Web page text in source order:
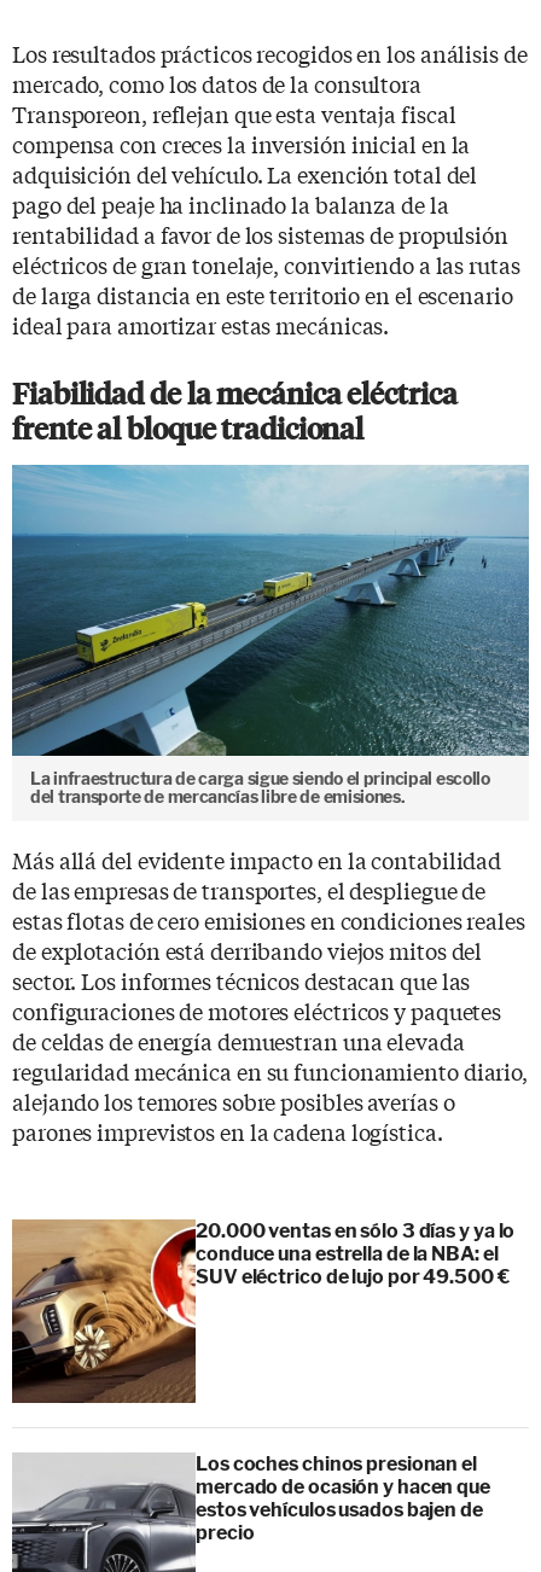
Los resultados prácticos recogidos en los análisis de
mercado, como los datos de la consultora
Transporeon, reflejan que esta ventaja fiscal
compensa con creces la inversión inicial en la
adquisición del vehículo. La exención total del
pago del peaje ha inclinado la balanza de la
rentabilidad a favor de los sistemas de propulsión
eléctricos de gran tonelaje, convirtiendo a las rutas
de larga distancia en este territorio en el escenario
ideal para amortizar estas mecánicas.
Fiabilidad de la mecánica eléctrica
frente al bloque tradicional
La infraestructura de carga sigue siendo el principal escollo
del transporte de mercancías libre de emisiones.
Más allá del evidente impacto en la contabilidad
de las empresas de transportes, el despliegue de
estas flotas de cero emisiones en condiciones reales
de explotación está derribando viejos mitos del
sector. Los informes técnicos destacan que las
configuraciones de motores eléctricos y paquetes
de celdas de energía demuestran una elevada
regularidad mecánica en su funcionamiento diario,
alejando los temores sobre posibles averías o
parones imprevistos en la cadena logística.
20.000 ventas en sólo 3 días y ya lo
conduce una estrella de la NBA: el
SUV eléctrico de lujo por 49.500 €
Los coches chinos presionan el
mercado de ocasión y hacen que
estos vehículos usados bajen de
precio